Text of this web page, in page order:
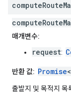
computeRoute
매개변수:
request:
반환 값: Promise
출발지 및 목적지 목